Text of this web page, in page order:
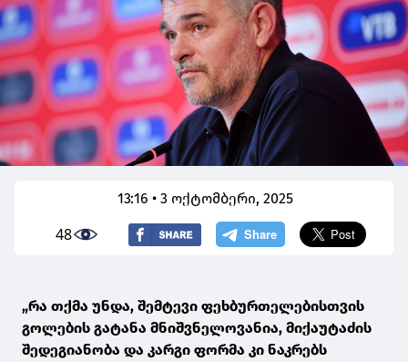
13:16 • 3 ოქტომბერი, 2025
48
„რა თქმა უნდა, შემტევი ფეხბურთელებისთვის
გოლების გატანა მნიშვნელოვანია, მიქაუტაძის
შედეგიანობა და კარგი ფორმა კი ნაკრებს